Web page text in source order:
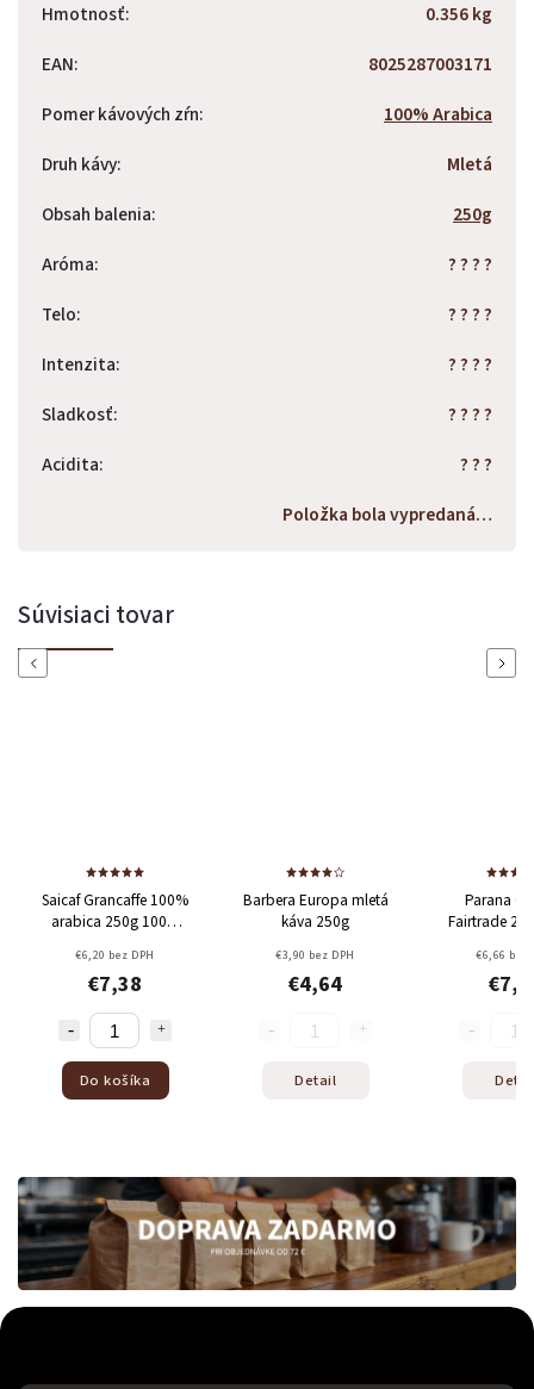
Hmotnosť:
0.356 kg
EAN:
8025287003171
Pomer kávových zŕn:
100% Arabica
Druh kávy:
Mletá
Obsah balenia:
250g
Aróma:
? ? ? ?
Telo:
? ? ? ?
Intenzita:
? ? ? ?
Sladkosť:
? ? ? ?
Acidita:
? ? ?
Položka bola vypredaná…
Súvisiaci tovar
Previous
Grancaffe 100%
arabica 250g100%
€6,20 bez DPH
€7,38
Do košíka
Barbera Europa mletá
káva 250g
€3,90 bez DPH
€4,64
Parana Organic
Fairtrade 250g
€6,66 bez DPH
€7,93
Next